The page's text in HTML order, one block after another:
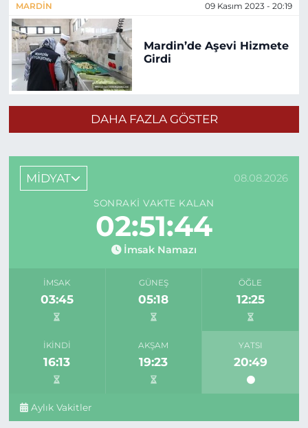
MARDIN 09 Kasım 2023 - 20:19
Mardin’de Aşevi Hizmete
Girdi
DAHA FAZLA GÖSTER
MİDYAT 08.08.2026
SONRAKI VAKTE KALAN
02:51:44
İmsak Namazı
İMSAK
03:45
GÜNEŞ
05:18
ÖĞLE
12:25
İKINDI
16:13
AKŞAM
19:23
YATSI
20:49
Aylık Vakitler